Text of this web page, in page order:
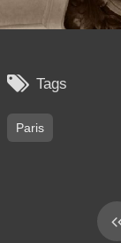
 Tags
Paris